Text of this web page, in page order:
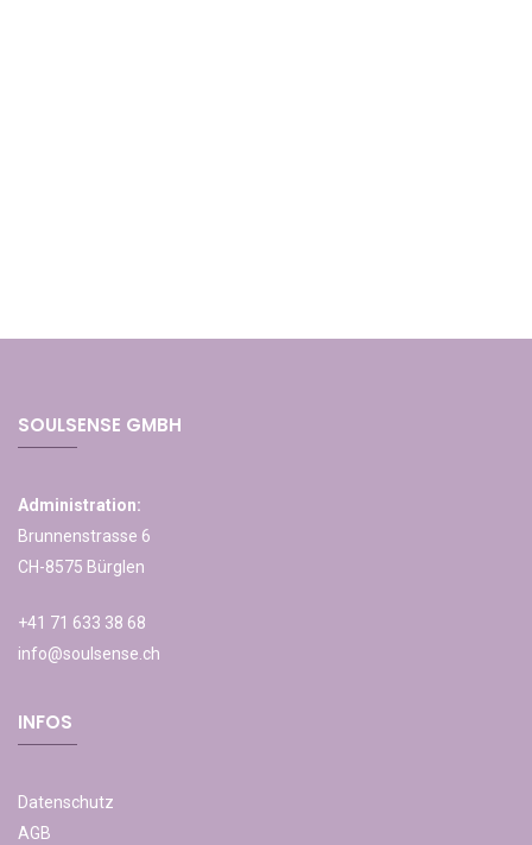
SOULSENSE GMBH
Administration:
Brunnenstrasse 6
CH-8575 Bürglen
+41 71 633 38 68
info@soulsense.ch
INFOS
Datenschutz
AGB